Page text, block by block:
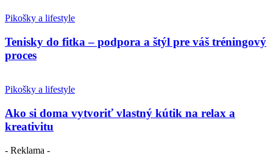
Pikošky a lifestyle
Tenisky do fitka – podpora a štýl pre váš tréningový
proces
Pikošky a lifestyle
Ako si doma vytvoriť vlastný kútik na relax a
kreativitu
- Reklama -